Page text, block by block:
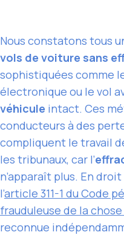
Nous constatons tous
vols de voiture sans
sophistiquées comme
électronique ou le vol
véhicule intact. Ces
conducteurs à des
compliquent le travail
les tribunaux, car l’
n’apparaît plus. En
l’article 311-1 du Code
frauduleuse de la chose
reconnue